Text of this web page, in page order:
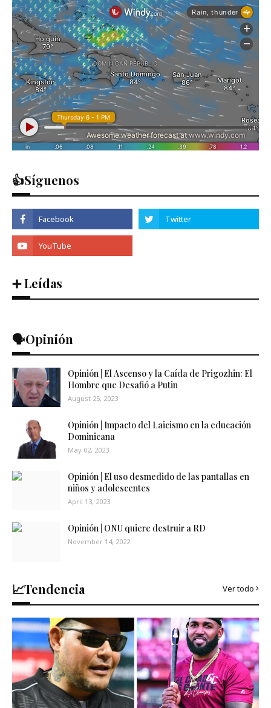
👍Síguenos
➕ Leídas
🗣️Opinión
Opinión | El Ascenso y la Caída de Prigozhin: El
Hombre que Desafió a Putin
August 25, 2023
Opinión | Impacto del Laicismo en la educación
Dominicana
May 02, 2023
Opinión | El uso desmedido de las pantallas en
niños y adolescentes
April 13, 2023
Opinión | ONU quiere destruir a RD
November 14, 2022
📈Tendencia Ver todo